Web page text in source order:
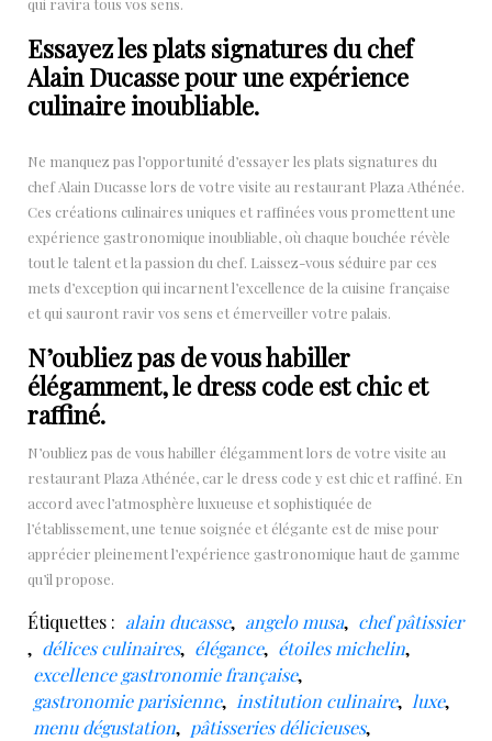
qui ravira tous vos sens.
Essayez les plats signatures du chef
Alain Ducasse pour une expérience
culinaire inoubliable.
Ne manquez pas l’opportunité d’essayer les plats signatures du
chef Alain Ducasse lors de votre visite au restaurant Plaza Athénée.
Ces créations culinaires uniques et raffinées vous promettent une
expérience gastronomique inoubliable, où chaque bouchée révèle
tout le talent et la passion du chef. Laissez-vous séduire par ces
mets d’exception qui incarnent l’excellence de la cuisine française
et qui sauront ravir vos sens et émerveiller votre palais.
N’oubliez pas de vous habiller
élégamment, le dress code est chic et
raffiné.
N’oubliez pas de vous habiller élégamment lors de votre visite au
restaurant Plaza Athénée, car le dress code y est chic et raffiné. En
accord avec l’atmosphère luxueuse et sophistiquée de
l’établissement, une tenue soignée et élégante est de mise pour
apprécier pleinement l’expérience gastronomique haut de gamme
qu’il propose.
Étiquettes : alain ducasse, angelo musa, chef pâtissier
, délices culinaires, élégance, étoiles michelin,
excellence gastronomie française,
gastronomie parisienne, institution culinaire, luxe,
menu dégustation, pâtisseries délicieuses,